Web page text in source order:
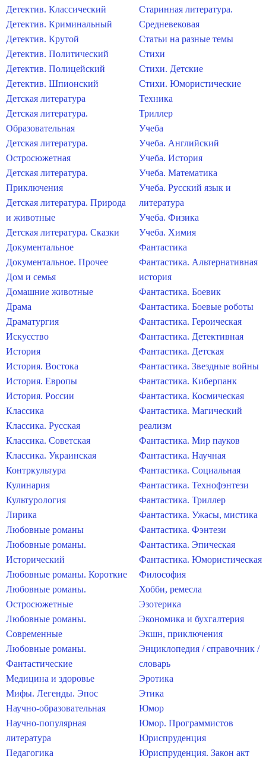
Детектив. Классический
Детектив. Криминальный
Детектив. Крутой
Детектив. Политический
Детектив. Полицейский
Детектив. Шпионский
Детская литература
Детская литература.
Образовательная
Детская литература.
Остросюжетная
Детская литература.
Приключения
Детская литература. Природа
и животные
Детская литература. Сказки
Документальное
Документальное. Прочее
Дом и семья
Домашние животные
Драма
Драматургия
Искусство
История
История. Востока
История. Европы
История. России
Классика
Классика. Русская
Классика. Советская
Классика. Украинская
Контркультура
Кулинария
Культурология
Лирика
Любовные романы
Любовные романы.
Исторический
Любовные романы. Короткие
Любовные романы.
Остросюжетные
Любовные романы.
Современные
Любовные романы.
Фантастические
Медицина и здоровье
Мифы. Легенды. Эпос
Научно-образовательная
Научно-популярная
литература
Педагогика
Старинная литература.
Средневековая
Статьи на разные темы
Стихи
Стихи. Детские
Стихи. Юмористические
Техника
Триллер
Учеба
Учеба. Английский
Учеба. История
Учеба. Математика
Учеба. Русский язык и
литература
Учеба. Физика
Учеба. Химия
Фантастика
Фантастика. Альтернативная
история
Фантастика. Боевик
Фантастика. Боевые роботы
Фантастика. Героическая
Фантастика. Детективная
Фантастика. Детская
Фантастика. Звездные войны
Фантастика. Киберпанк
Фантастика. Космическая
Фантастика. Магический
реализм
Фантастика. Мир пауков
Фантастика. Научная
Фантастика. Социальная
Фантастика. Технофэнтези
Фантастика. Триллер
Фантастика. Ужасы, мистика
Фантастика. Фэнтези
Фантастика. Эпическая
Фантастика. Юмористическая
Философия
Хобби, ремесла
Эзотерика
Экономика и бухгалтерия
Экшн, приключения
Энциклопедия / справочник /
словарь
Эротика
Этика
Юмор
Юмор. Программистов
Юриспруденция
Юриспруденция. Закон акт